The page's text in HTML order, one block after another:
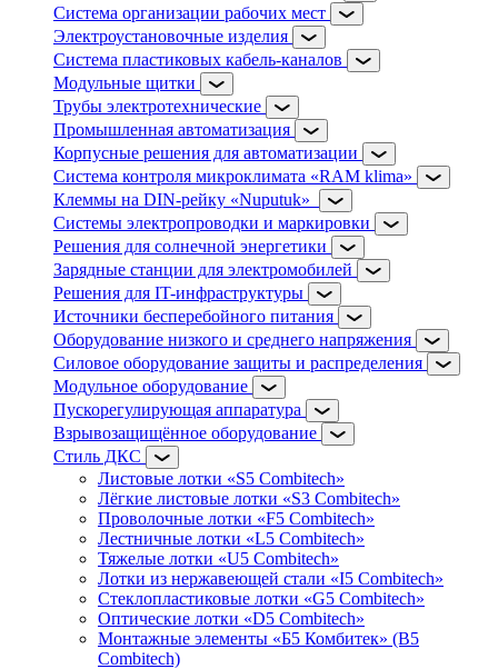
Система организации рабочих мест
Электроустановочные изделия
Система пластиковых кабель-каналов
Модульные щитки
Трубы электротехнические
Промышленная автоматизация
Корпусные решения для автоматизации
Система контроля микроклимата «RAM klima»
Клеммы на DIN-рейку «Nuputuk»
Системы электропроводки и маркировки
Решения для солнечной энергетики
Зарядные станции для электромобилей
Решения для IT-инфраструктуры
Источники бесперебойного питания
Оборудование низкого и среднего напряжения
Силовое оборудование защиты и распределения
Модульное оборудование
Пускорегулирующая аппаратура
Взрывозащищённое оборудование
Стиль ДКС
Листовые лотки «S5 Combitech»
Лёгкие листовые лотки «S3 Combitech»
Проволочные лотки «F5 Combitech»
Лестничные лотки «L5 Combitech»
Тяжелые лотки «U5 Combitech»
Лотки из нержавеющей стали «I5 Combitech»
Стеклопластиковые лотки «G5 Combitech»
Оптические лотки «D5 Combitech»
Монтажные элементы «Б5 Комбитек» (B5
Combitech)